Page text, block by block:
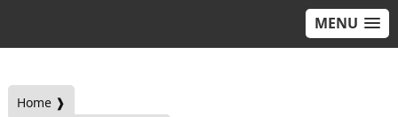
MENU
Home ❱